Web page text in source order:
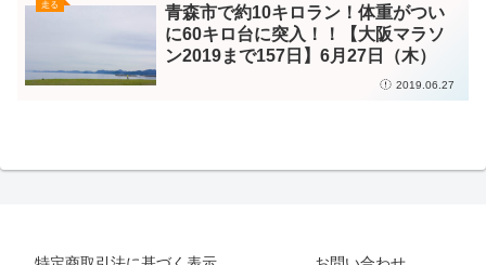
走る
青森市で約10キロラン！体重がつい
に60キロ台に突入！！【大阪マラソ
ン2019まで157日】6月27日（木）
2019.06.27